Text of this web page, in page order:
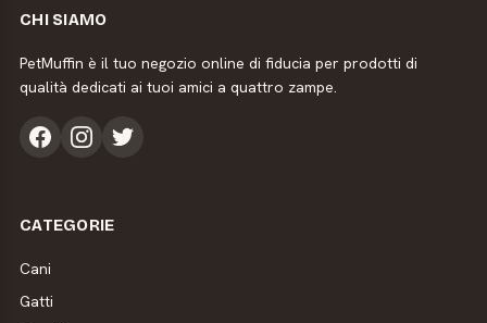
CHI SIAMO
PetMuffin è il tuo negozio online di fiducia per prodotti di
qualità dedicati ai tuoi amici a quattro zampe.
CATEGORIE
Cani
Gatti